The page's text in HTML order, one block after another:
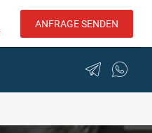
ANFRAGE SENDEN